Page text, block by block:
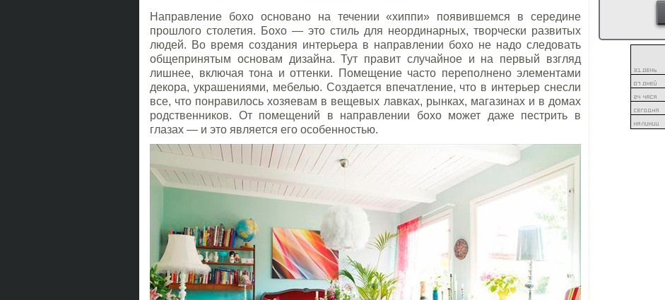
Направление бохо основано на течении «хиппи» появившемся в середине
прошлого столетия. Бохо — это стиль для неординарных, творчески развитых
людей. Во время создания интерьера в направлении бохо не надо следовать
общепринятым основам дизайна. Тут правит случайное и на первый взгляд
лишнее, включая тона и оттенки. Помещение часто переполнено элементами
декора, украшениями, мебелью. Создается впечатление, что в интерьер снесли
все, что понравилось хозяевам в вещевых лавках, рынках, магазинах и в домах
родственников. От помещений в направлении бохо может даже пестрить в
глазах — и это является его особенностью.